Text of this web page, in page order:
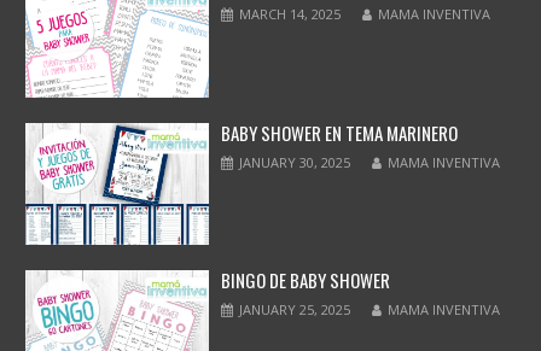
MARCH 14, 2025 MAMA INVENTIVA
BABY SHOWER EN TEMA MARINERO
JANUARY 30, 2025 MAMA INVENTIVA
BINGO DE BABY SHOWER
JANUARY 25, 2025 MAMA INVENTIVA